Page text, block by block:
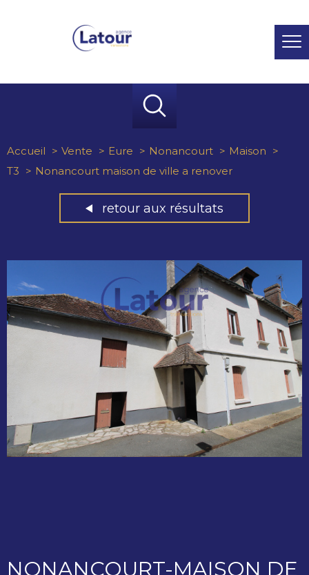
Accueil Vente Eure Nonancourt
Maison
T3
Nonancourt maison de ville a renover
retour aux résultats
NONANCOURT-MAISON DE